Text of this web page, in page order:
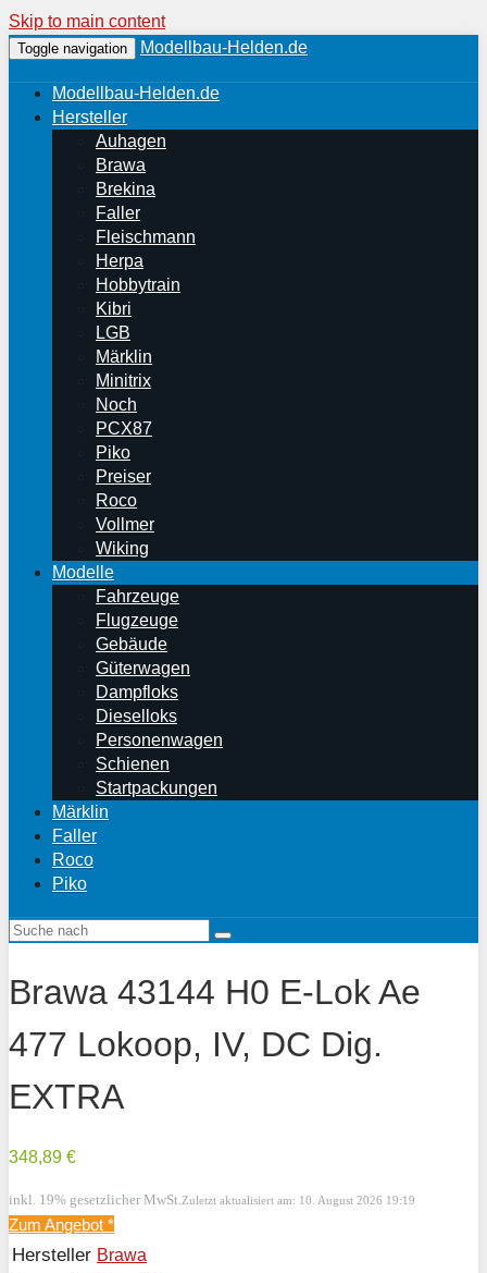
Skip to main content
Toggle navigation Modellbau-Helden.de
Modellbau-Helden.de
Hersteller
Auhagen
Brawa
Brekina
Faller
Fleischmann
Herpa
Hobbytrain
Kibri
LGB
Märklin
Minitrix
Noch
PCX87
Piko
Preiser
Roco
Vollmer
Wiking
Modelle
Fahrzeuge
Flugzeuge
Gebäude
Güterwagen
Dampfloks
Dieselloks
Personenwagen
Schienen
Startpackungen
Märklin
Faller
Roco
Piko
Brawa 43144 H0 E-Lok Ae
477 Lokoop, IV, DC Dig.
EXTRA
348,89 €
inkl. 19% gesetzlicher MwSt. Zuletzt aktualisiert am: 10. August 2026 19:19
Zum Angebot *
Hersteller Brawa